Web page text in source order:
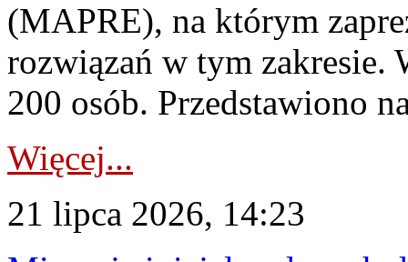
(MAPRE), na którym
rozwiązań w tym zakresie.
200 osób. Przedstawiono
Więcej...
21 lipca 2026, 14:23